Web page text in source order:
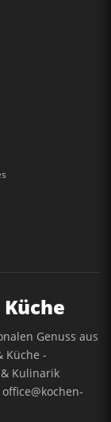
Genuss aus
Küche -
Kulinarik
office@kochen-